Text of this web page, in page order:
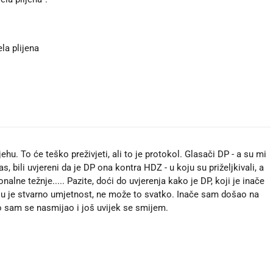
plijena
To će teško preživjeti, ali to je protokol. Glasači DP - a su mi
bili uvjereni da je DP ona kontra HDZ - u koju su priželjkivali, a
težnje..... Pazite, doći do uvjerenja kako je DP, koji je inače
je stvarno umjetnost, ne može to svatko. Inače sam došao na
se nasmijao i još uvijek se smijem.